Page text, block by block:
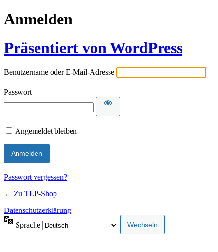
Anmelden
Präsentiert von WordPress
Benutzername oder E-Mail-Adresse
Passwort
Angemeldet bleiben
Passwort vergessen?
← Zu TLP-Shop
Datenschutzerklärung
Sprache